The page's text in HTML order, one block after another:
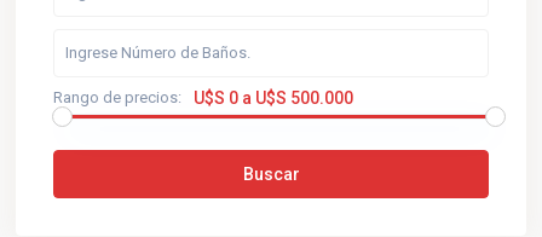
Rango de precios: U$S 0 a U$S 500.000
Buscar